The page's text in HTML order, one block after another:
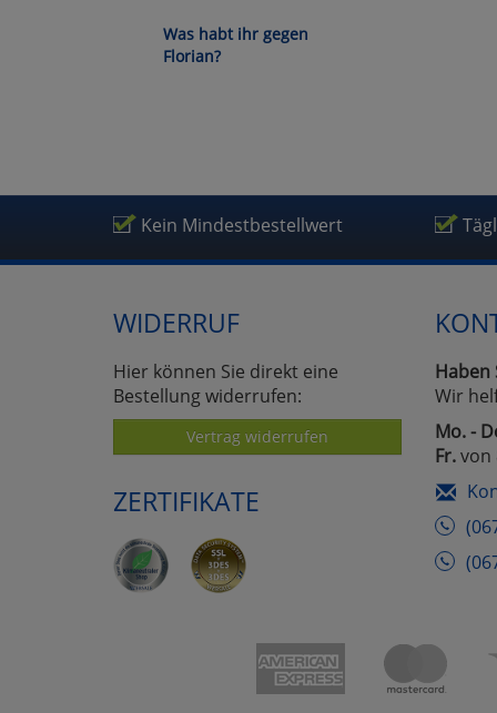
Was habt ihr gegen
Florian?
Kein Mindestbestellwert
WIDERRUF
Hier können Sie direkt eine
Bestellung widerrufen:
Vertrag widerrufen
ZERTIFIKATE
Haben
Wir
Mo. -
Fr.von